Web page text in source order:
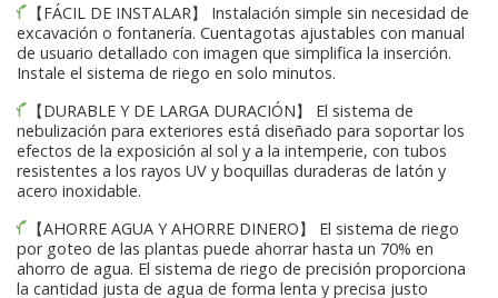
【FÁCIL DE INSTALAR】 Instalación simple sin necesidad de
excavación o fontanería. Cuentagotas ajustables con manual
de usuario detallado con imagen que simplifica la inserción.
Instale el sistema de riego en solo minutos.
【DURABLE Y DE LARGA DURACIÓN】 El sistema de
nebulización para exteriores está diseñado para soportar los
efectos de la exposición al sol y a la intemperie, con tubos
resistentes a los rayos UV y boquillas duraderas de latón y
acero inoxidable.
【AHORRE AGUA Y AHORRE DINERO】 El sistema de riego
por goteo de las plantas puede ahorrar hasta un 70% en
ahorro de agua. El sistema de riego de precisión proporciona
la cantidad justa de agua de forma lenta y precisa justo